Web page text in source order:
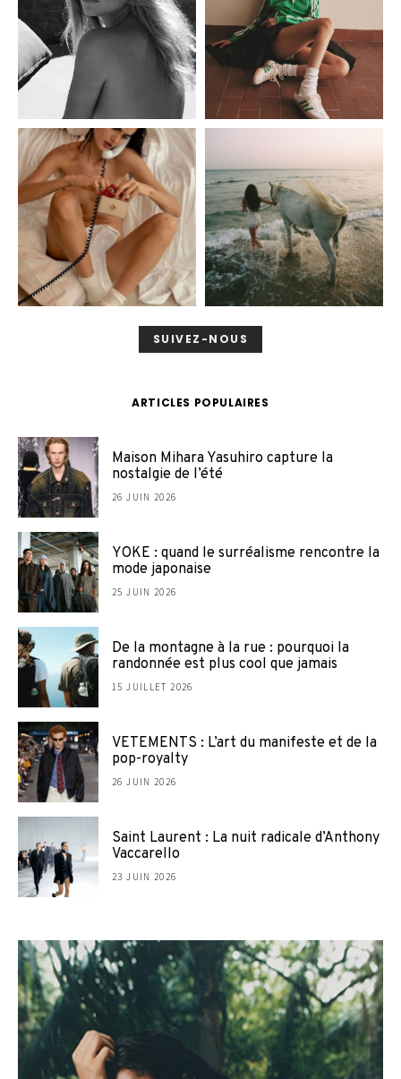
SUIVEZ-NOUS
ARTICLES POPULAIRES
Maison Mihara Yasuhiro capture la
nostalgie de l’été
26 JUIN 2026
YOKE : quand le surréalisme rencontre la
mode japonaise
25 JUIN 2026
De la montagne à la rue : pourquoi la
randonnée est plus cool que jamais
15 JUILLET 2026
VETEMENTS : L’art du manifeste et de la
pop-royalty
26 JUIN 2026
Saint Laurent : La nuit radicale d’Anthony
Vaccarello
23 JUIN 2026